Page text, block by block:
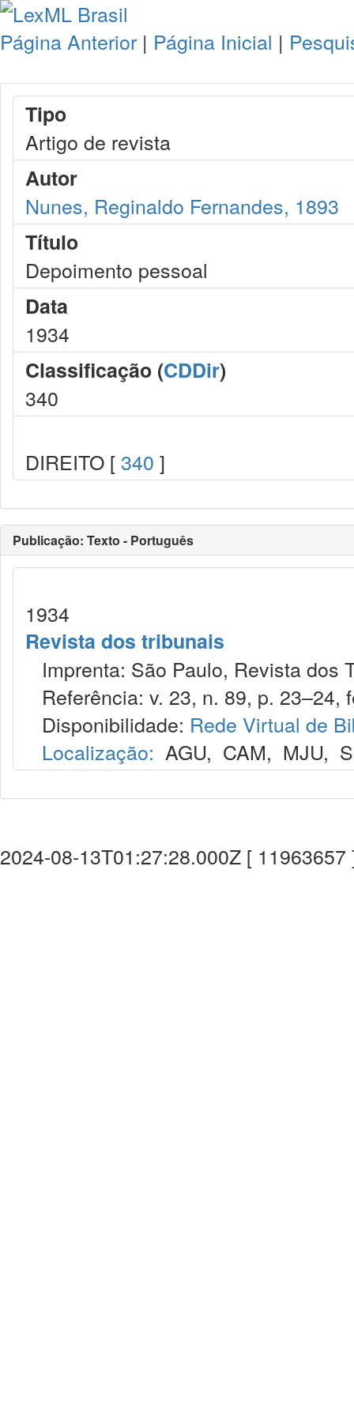
Página Anterior | Página Inicial |
Tipo
Artigo de revista
Autor
Nunes, Reginaldo Fernandes, 1893
Título
Depoimento pessoal
Data
1934
Classificação (CDDir)
340
DIREITO [ 340 ]
Publicação: Texto - Português
1934
Revista dos tribunais
Imprenta: São Paulo, Revista dos
Referência: v. 23, n. 89, p. 23–24,
Disponibilidade: Rede Virtual de
Localização: AGU, CAM, MJU,
2024-08-13T01:27:28.000Z [ 11963657